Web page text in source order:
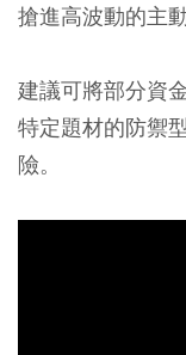
搶進高波動的主動
建議可將部分資
特定題材的防禦
險。